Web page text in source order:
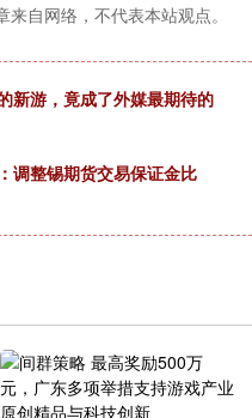
自网络，不代表本站观点。
新游，竟成了外媒最期待的
调整锡期货交易保证金比